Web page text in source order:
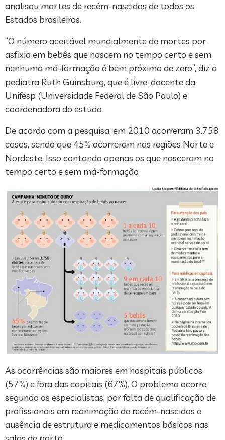
analisou mortes de recém-nascidos de todos os
Estados brasileiros.
“O número aceitável mundialmente de mortes por
asfixia em bebês que nascem no tempo certo e sem
nenhuma má-formação é bem próximo de zero”, diz a
pediatra Ruth Guinsburg, que é livre-docente da
Unifesp (Universidade Federal de São Paulo) e
coordenadora do estudo.
De acordo com a pesquisa, em 2010 ocorreram 3.758
casos, sendo que 45% ocorreram nas regiões Norte e
Nordeste. Isso contando apenas os que nasceram no
tempo certo e sem má-formação.
As ocorrências são maiores em hospitais públicos
(57%) e fora das capitais (67%). O problema ocorre,
segundo os especialistas, por falta de qualificação de
profissionais em reanimação de recém-nascidos e
ausência de estrutura e medicamentos básicos nas